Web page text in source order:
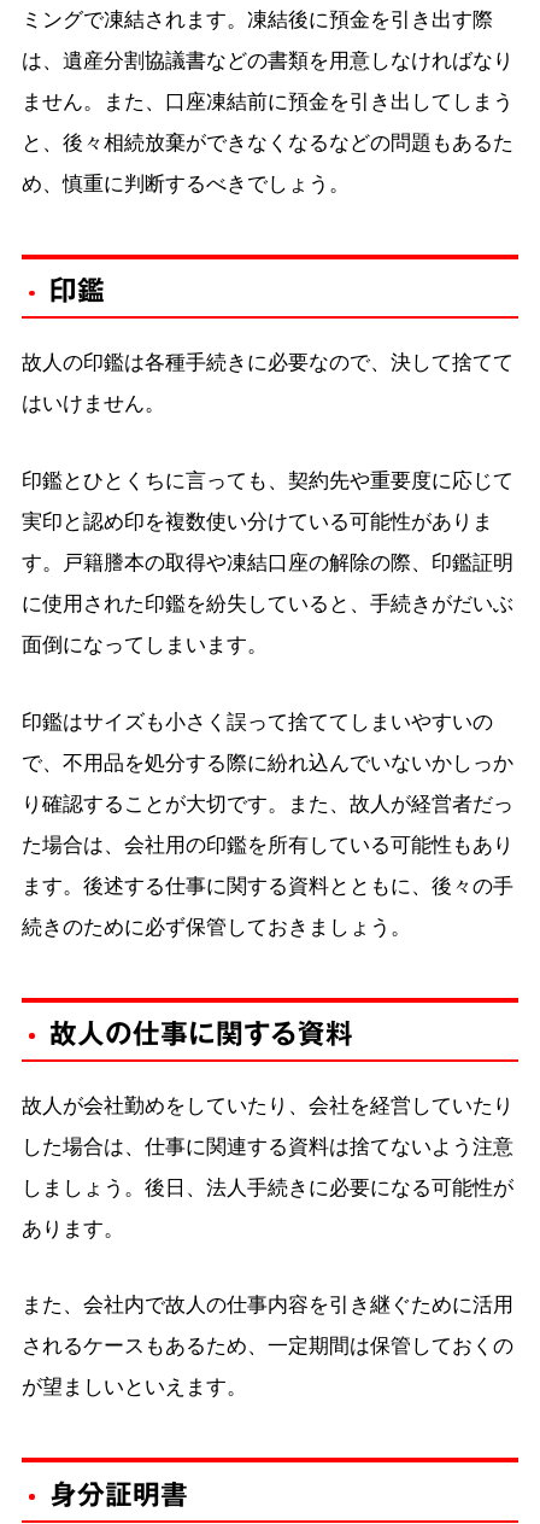
ミングで凍結されます。凍結後に預金を引き出す際
は、遺産分割協議書などの書類を用意しなければなり
ません。また、口座凍結前に預金を引き出してしまう
と、後々相続放棄ができなくなるなどの問題もあるた
め、慎重に判断するべきでしょう。
印鑑
故人の印鑑は各種手続きに必要なので、決して捨てて
はいけません。
印鑑とひとくちに言っても、契約先や重要度に応じて
実印と認め印を複数使い分けている可能性がありま
す。戸籍謄本の取得や凍結口座の解除の際、印鑑証明
に使用された印鑑を紛失していると、手続きがだいぶ
面倒になってしまいます。
印鑑はサイズも小さく誤って捨ててしまいやすいの
で、不用品を処分する際に紛れ込んでいないかしっか
り確認することが大切です。また、故人が経営者だっ
た場合は、会社用の印鑑を所有している可能性もあり
ます。後述する仕事に関する資料とともに、後々の手
続きのために必ず保管しておきましょう。
故人の仕事に関する資料
故人が会社勤めをしていたり、会社を経営していたり
した場合は、仕事に関連する資料は捨てないよう注意
しましょう。後日、法人手続きに必要になる可能性が
あります。
また、会社内で故人の仕事内容を引き継ぐために活用
されるケースもあるため、一定期間は保管しておくの
が望ましいといえます。
身分証明書